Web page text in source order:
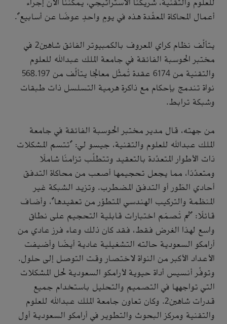
للعلوم والتقنية، شريكنا الاستراتيجي، يمكننا الآن إجراء
أعمال المحاكاة المعقَّدة هذه في يومٍ واحدٍ عوضًا عن أسابيع".
يتألَّف نظام كراي المعروف بالكمبيوتر الفائق شاهين2 في
مختبر الحوسبة الفائقة في جامعة الملك عبدالله للعلوم
والتقنية من 6174 عقدة تُمثِّل معالجًا يتألَّف من 568.197
نواة تندمج بإحكام مع ذاكرة هرمية التسلسل ذات طبقات
وشبكة ترابط.
من جهته، قال مدير مختبر الحوسبة الفائقة في جامعة
الملك عبدالله للعلوم والتقنية، جيسو لي: "تتسم المشكلات
ذات الأطوار المتعدِّدة بالتعقيد وتتطلَّب تزامنًا شاملًا
ومتعدِّدًا، مما يجعل تحجيمها أصعب من محاكاة التدفق
أحادي الطَور أو التدفق المضطرب. وتزيد الشبكة غير
المنظمة والتركيب الهندسي المتطوِّر من تعقيدها"، وأضاف
قائلًا: "لم تُصمّم اختبارات قابلية التحجيم على نطاق
واسع لهذا الغرض فقط، فقد كان ذلك وعاء فرز عادي من
أرامكو السعودية حالته التشغيلية عادية أيضًا وأضيفت
الأعداد الأكبر من النواة لاختصار وقت التوصل إلى حلول.
وتوفِّر أنسيس أداة حيوية لأرامكو السعودية لحل المشكلات
التي تواجهها في التصميم والتحليل باستخدام جميع
قدرات شاهين2. وكان تعاون جامعة الملك عبدالله للعلوم
والتقنية ومركز البحوث والتطوير في أرامكو السعودية أول